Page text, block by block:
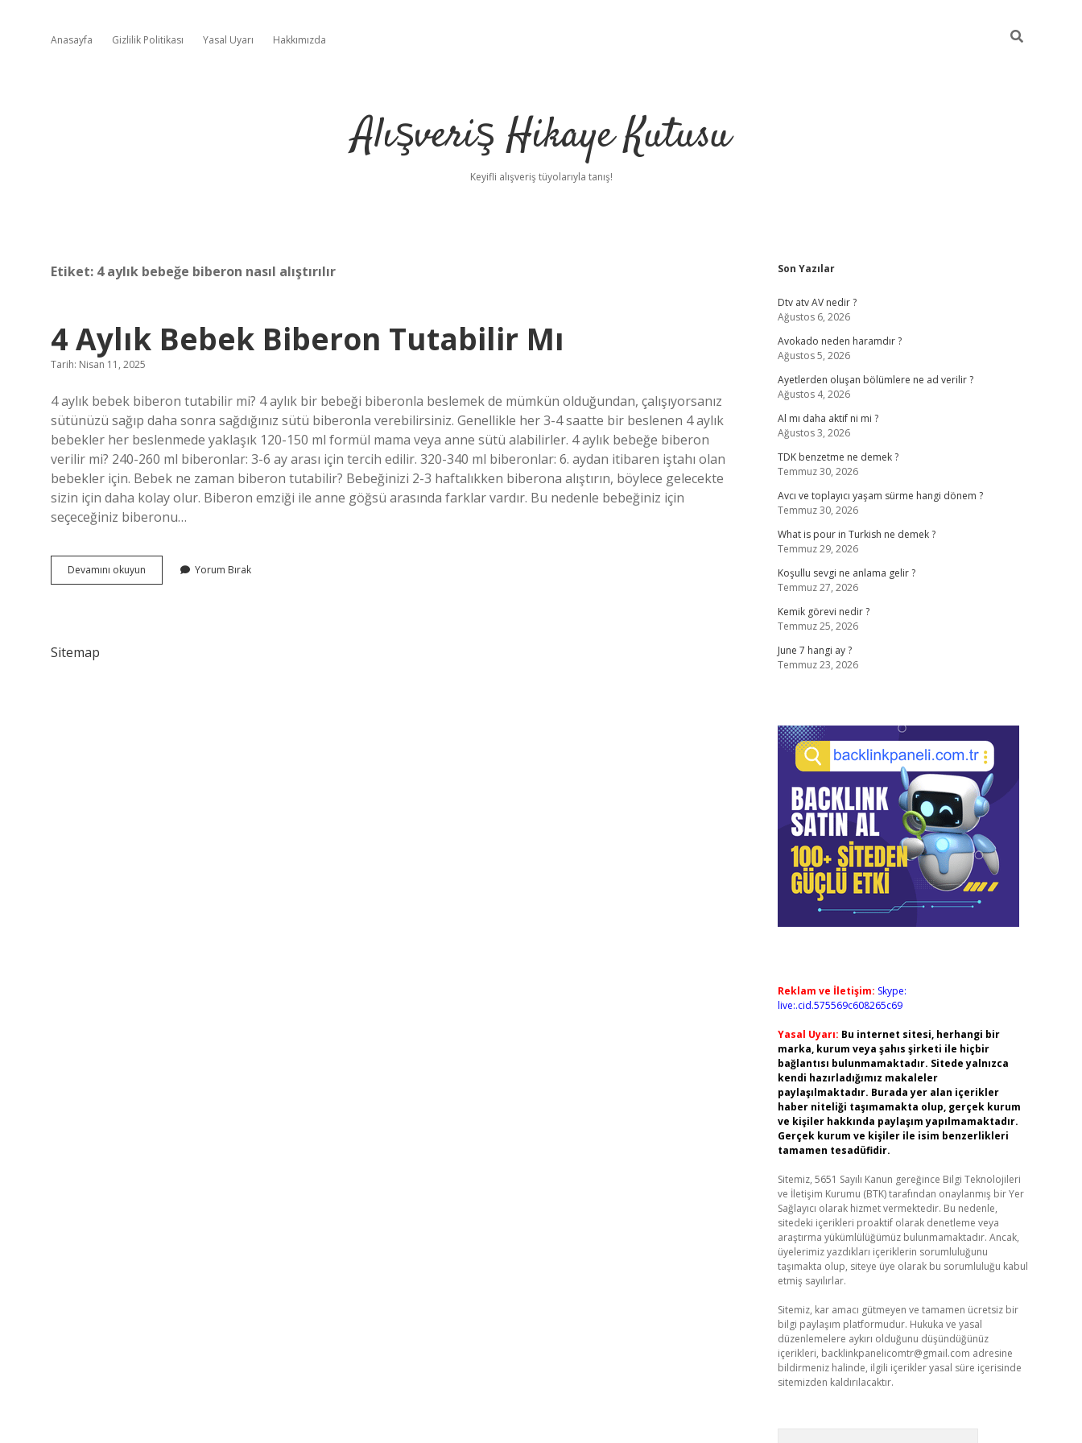
Anasayfa Gizlilik Politikası Yasal Uyarı Hakkımızda
Alışveriş Hikaye Kutusu
Keyifli alışveriş tüyolarıyla tanış!
Etiket: 4 aylık bebeğe biberon nasıl alıştırılır
4 Aylık Bebek Biberon Tutabilir Mı
Tarih: Nisan 11, 2025
4 aylık bebek biberon tutabilir mi? 4 aylık bir bebeği biberonla beslemek de mümkün olduğundan, çalışıyorsanız
sütünüzü sağıp daha sonra sağdığınız sütü biberonla verebilirsiniz. Genellikle her 3-4 saatte bir beslenen 4 aylık
bebekler her beslenmede yaklaşık 120-150 ml formül mama veya anne sütü alabilirler. 4 aylık bebeğe biberon
verilir mi? 240-260 ml biberonlar: 3-6 ay arası için tercih edilir. 320-340 ml biberonlar: 6. aydan itibaren iştahı olan
bebekler için. Bebek ne zaman biberon tutabilir? Bebeğinizi 2-3 haftalıkken biberona alıştırın, böylece gelecekte
sizin için daha kolay olur. Biberon emziği ile anne göğsü arasında farklar vardır. Bu nedenle bebeğiniz için
seçeceğiniz biberonu…
Devamını okuyun
Aylık
Yorum Bırak
Sitemap
Sidebar
Son Yazılar
Dtv atv AV nedir ?
Ağustos 6, 2026
Avokado neden haramdır ?
Ağustos 5, 2026
Ayetlerden oluşan bölümlere ne ad verilir ?
Ağustos 4, 2026
Al mı daha aktif ni mi ?
Ağustos 3, 2026
TDK benzetme ne demek ?
Temmuz 30, 2026
Avcı ve toplayıcı yaşam sürme hangi dönem ?
Temmuz 30, 2026
What is pour in Turkish ne demek ?
Temmuz 29, 2026
Koşullu sevgi ne anlama gelir ?
Temmuz 27, 2026
Kemik görevi nedir ?
Temmuz 25, 2026
June 7 hangi ay ?
Temmuz 23, 2026
Reklam ve İletişim: Skype:
live:.cid.575569c608265c69
Yasal Uyarı: Bu internet sitesi, herhangi bir
marka, kurum veya şahıs şirketi ile hiçbir
bağlantısı bulunmamaktadır. Sitede yalnızca
kendi hazırladığımız makaleler
paylaşılmaktadır. Burada yer alan içerikler
haber niteliği taşımamakta olup, gerçek kurum
ve kişiler hakkında paylaşım yapılmamaktadır.
Gerçek kurum ve kişiler ile isim benzerlikleri
tamamen tesadüfidir.
Sitemiz, 5651 Sayılı Kanun gereğince Bilgi Teknolojileri
ve İletişim Kurumu (BTK) tarafından onaylanmış bir Yer
Sağlayıcı olarak hizmet vermektedir. Bu nedenle,
sitedeki içerikleri proaktif olarak denetleme veya
araştırma yükümlülüğümüz bulunmamaktadır. Ancak,
üyelerimiz yazdıkları içeriklerin sorumluluğunu
taşımakta olup, siteye üye olarak bu sorumluluğu kabul
etmiş sayılırlar.
Sitemiz, kar amacı gütmeyen ve tamamen ücretsiz bir
bilgi paylaşım platformudur. Hukuka ve yasal
düzenlemelere aykırı olduğunu düşündüğünüz
içerikleri, backlinkpanelicomtr@gmail.com adresine
bildirmeniz halinde, ilgili içerikler yasal süre içerisinde
sitemizden kaldırılacaktır.